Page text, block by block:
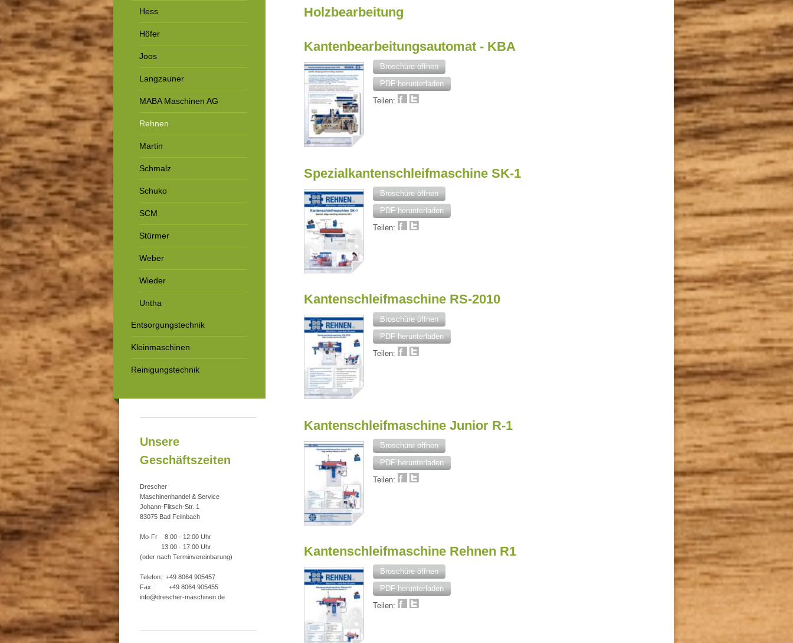
Holzbearbeitung
Kantenbearbeitungsautomat - KBA
Broschüre öffnen
PDF herunterladen
Teilen:
Spezialkantenschleifmaschine SK-1
Broschüre öffnen
PDF herunterladen
Teilen:
Kantenschleifmaschine RS-2010
Broschüre öffnen
PDF herunterladen
Teilen:
Kantenschleifmaschine Junior R-1
Broschüre öffnen
PDF herunterladen
Teilen:
Kantenschleifmaschine Rehnen R1
Broschüre öffnen
PDF herunterladen
Teilen:
Hess
Höfer
Joos
Langzauner
MABA Maschinen AG
Rehnen
Martin
Schmalz
Schuko
SCM
Stürmer
Weber
Wieder
Untha
Entsorgungstechnik
Kleinmaschinen
Reinigungstechnik
Unsere
Geschäftszeiten
Drescher
Maschinenhandel & Service
Johann-Flitsch-Str. 1
83075 Bad Feilnbach
Mo-Fr 8:00 - 12:00 Uhr
13:00 - 17:00 Uhr
(oder nach Terminvereinbarung)
Telefon: +49 8064 905457
Fax: +49 8064 905455
info@drescher-maschinen.de